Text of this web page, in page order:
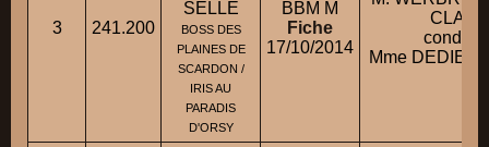
3 241.200
SELLE
BOSS DES
PLAINES DE
SCARDON /
IRIS AU
PARADIS
D'ORSY
BBM M
Fiche
17/10/2014
conduit
Mme DEDIER